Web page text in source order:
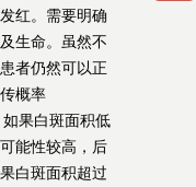
红。需要明确
生命。虽然不
者仍然可以正
概率
如果白斑面积低
能性较高，后
白斑面积超过